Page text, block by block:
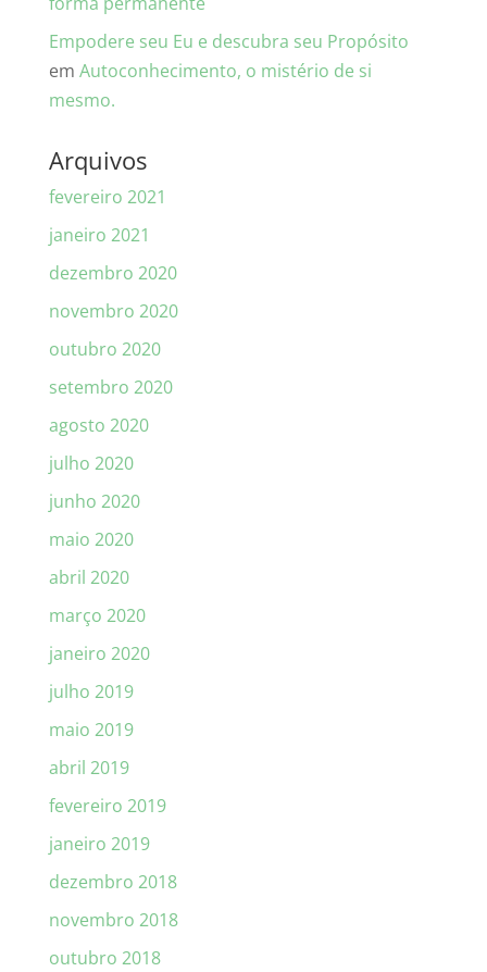
Empodere seu Eu e descubra seu Propósito
em Autoconhecimento, o mistério de si
mesmo.
Arquivos
fevereiro 2021
janeiro 2021
dezembro 2020
novembro 2020
outubro 2020
setembro 2020
agosto 2020
julho 2020
junho 2020
maio 2020
abril 2020
março 2020
janeiro 2020
julho 2019
maio 2019
abril 2019
fevereiro 2019
janeiro 2019
dezembro 2018
novembro 2018
outubro 2018